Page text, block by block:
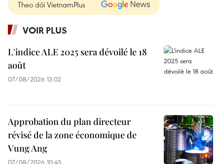
Theo dõi VietnamPlus
VOIR PLUS
L'indice ALE 2025 sera dévoilé le 18
août
07/08/2026 13:02
Approbation du plan directeur
révisé de la zone économique de
Vung Ang
07/08/2026 10:45